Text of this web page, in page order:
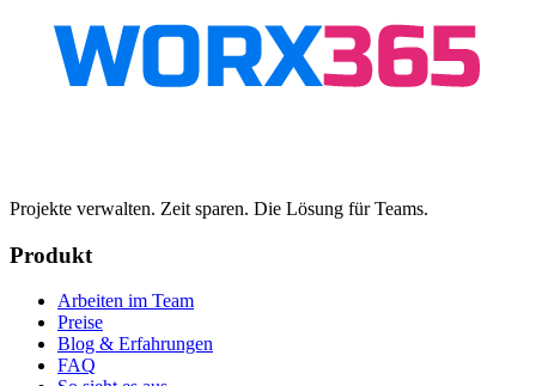
Projekte verwalten. Zeit sparen. Die Lösung für Teams.
Produkt
Arbeiten im Team
Preise
Blog & Erfahrungen
FAQ